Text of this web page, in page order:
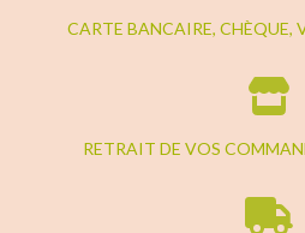
CARTE BANCAIRE, CHÈQUE,
RETRAIT DE VOS